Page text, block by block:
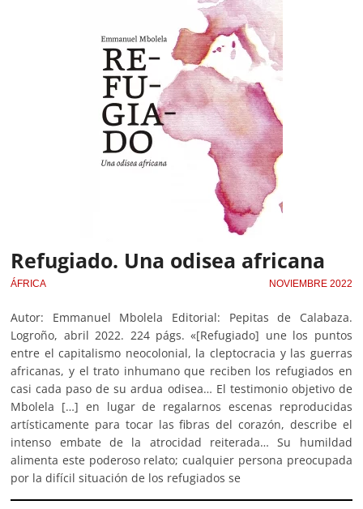
Refugiado. Una odisea africana
ÁFRICA NOVIEMBRE 2022
Autor: Emmanuel Mbolela Editorial: Pepitas de Calabaza.
Logroño, abril 2022. 224 págs. «[Refugiado] une los puntos
entre el capitalismo neocolonial, la cleptocracia y las guerras
africanas, y el trato inhumano que reciben los refugiados en
casi cada paso de su ardua odisea… El testimonio objetivo de
Mbolela […] en lugar de regalarnos escenas reproducidas
artísticamente para tocar las fibras del corazón, describe el
intenso embate de la atrocidad reiterada… Su humildad
alimenta este poderoso relato; cualquier persona preocupada
por la difícil situación de los refugiados se